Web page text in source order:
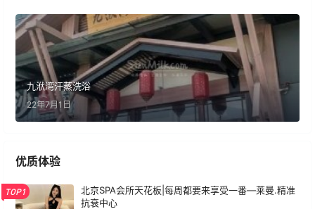
九洑湾汗蒸洗浴
22年7月1日
优质体验
TOP1
北京SPA会所天花板|每周都要来享受一番—莱曼.精准
抗衰中心